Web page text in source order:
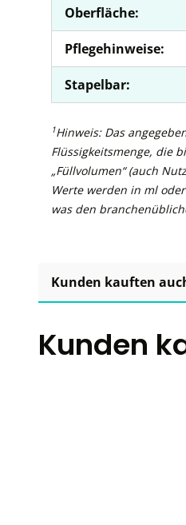
Oberfläche:
Pflegehinweise:
Stapelbar:
1Hinweis: Das
Flüssigkeitsmenge, die
„Füllvolumen“ (auch
Werte werden in ml
was den
Kunden kauften
Kunden